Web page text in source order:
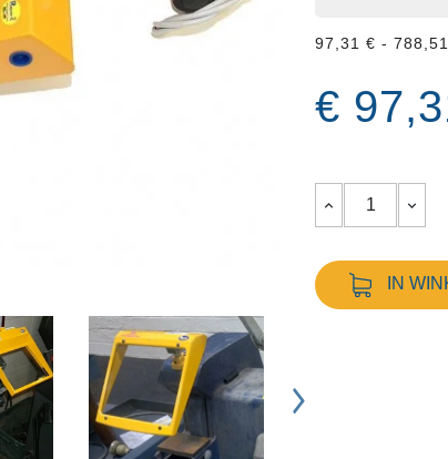
97,31 € -
€
IN